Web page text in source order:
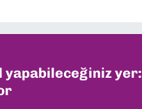
yapabileceğiniz yer: